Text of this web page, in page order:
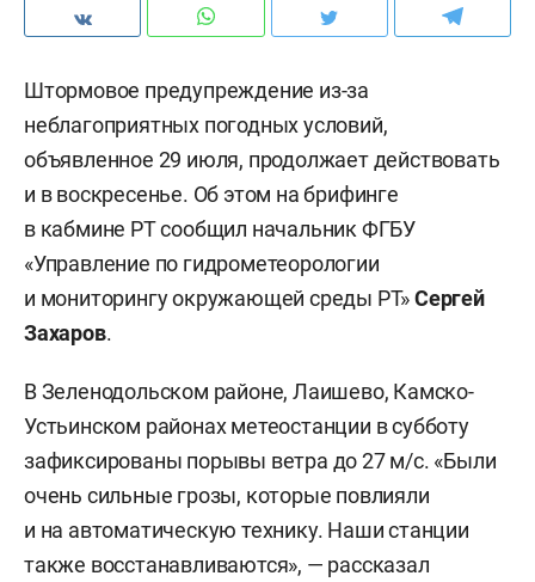
Штормовое предупреждение из-за
неблагоприятных погодных условий,
объявленное 29 июля, продолжает действовать
и в воскресенье. Об этом на брифинге
в кабмине РТ сообщил начальник ФГБУ
«Управление по гидрометеорологии
и мониторингу окружающей среды РТ»Сергей
Захаров.
В Зеленодольском районе, Лаишево, Камско-
Устьинском районах метеостанции в субботу
зафиксированы порывы ветра до 27 м/c. «Были
очень сильные грозы, которые повлияли
и на автоматическую технику. Наши станции
также восстанавливаются», — рассказал